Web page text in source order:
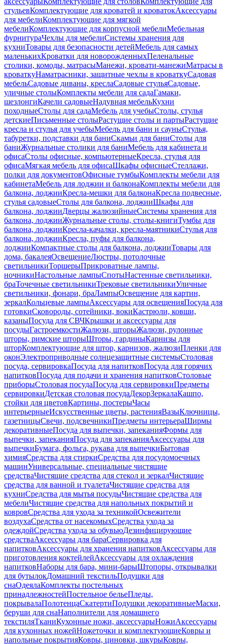
стульевКомплектующие для кроватей и кроватокАксессуары
для мебелиКомплектующие для мягкой
мебелиКомплектующие для корпусной мебелиМебельная
фурнитураЧехлы для мебелиСистемы хранения для
кухниТовары для безопасности детейМебель для самых
маленькихКроватки для новорожденныхПеленальные
столики, комоды, матрасыМанежи, кровати-манежиМатрасы в
кроваткуНаматрасники, защитные чехлы в кроваткуСадовая
мебельСадовые диваны, креслаСадовые стульяСадовые,
уличные столыКомплекты мебели для садаГамаки,
шезлонгиКачели садовыеНадувная мебельКухни
походныеСтолы для садаМебель для учебыСтолы, стулья
детскиеПисьменные столыРастущие столы и партыРастущие
кресла и стулья для учебыМебель для бани и сауныСтулья,
табуретки, подставки для баниСкамьи для баниСтолы для
баниЖурнальные столики для баниМебель для кабинета и
офисаСтолы офисные, компьютерныеКресла, стулья для
офисаМягкая мебель для офисаШкафы офисныеСтеллажи,
полки для документовОфисные тумбыКомплекты мебели для
кабинетаМебель для лоджии и балконаКомплекты мебели для
балкона, лоджииКресла-мешки для балконаКресла подвесные,
стулья садовыеСтолы для балкона, лоджииШкафы для
балкона, лоджииДверцы жалюзийныеСистемы хранения для
балкона, лоджииЖурнальные столы, столы-книгиТумбы для
балкона, лоджииКресла-качалки, кресла-маятникиСтулья для
балкона, лоджииКресла, пуфы для балкона,
лоджииКомпактные столы для балкона, лоджииТовары для
дома, бакалеяОсвещениеЛюстры, потолочные
светильникиТоршерыПрикроватные лампы,
ночникиНастольные лампыСпотыНастенные светильники,
браТочечные светильникиТрековые светильникиУличные
светильники, фонари, браЛампыОсвещение для картин,
зеркалКольцевые лампыАксессуары для освещенияПосуда для
готовкиСковороды, сотейники, вокиКастрюли, ковши,
казаныПосуда для СВЧКрышки и аксессуары для
посудыГастроемкостиЖалюзи, шторыЖалюзи, рулонные
шторы, римские шторыШторы, гардиныКарнизы для
шторКомплектующие для штор, карнизов, жалюзиПленки для
оконЭлектроприводные солнцезащитные системыСтоловая
посуда, сервировкаПосуда для напитковПосуда для горячих
напитковПосуда для подачи и хранения напитковСтоловые
приборыСтоловая посудаПосуда для сервировкиПредметы
сервировкиДетская столовая посудаДекорЗеркалаКашпо,
стойки для цветовКартины, постерыЧасы
интерьерныеИскусственные цветы, растенияВазыКлючницы,
газетницыСвечи, подсвечникиПредметы интерьераШирмы
декоративныеПосуда для выпечки, запеканияФормы для
выпечки, запеканияПосуда для запеканияАксессуары для
выпечкиБумага, фольга, рукава для выпечкиБытовая
химияСредства для стиркиСредства для посудомоечных
машинУниверсальные, специальные чистящие
средстваЧистящие средства для стекол и зеркалЧистящие
средства для ванной и туалетаЧистящие средства для
кухниСредства для мытья посудыЧистящие средства для
мебелиЧистящие средства для напольных покрытий и
ковровСредства для ухода за техникойОсвежители
воздухаСредства от насекомыхСредства ухода за
одеждойСредства ухода за обувьюДезинфицирующие
средстваАксессуары для бараСервировка для
напитковАксессуары для хранения напитковАксессуары для
приготовления коктейлейАксессуары для охлаждения
напитковНаборы для бара, мини-барыШтопоры, открывалки
для бутылокДомашний текстильПодушки для
снаОдеялаКомплекты постельных
принадлежностейПостельное бельеПледы,
покрывалаПолотенцаСкатертиПодушки декоративныеМаски,
беруши для снаНаполнители для домашнего
текстиляТканиКухонные ножи, аксессуарыНожиАксессуары
для кухонных ножейНожеточки и комплектующиеКовры и
напольные покрытияКовры, циновки, шкурыКовры,